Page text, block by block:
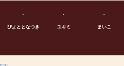
ぴよととなつき ユキミ まいこ